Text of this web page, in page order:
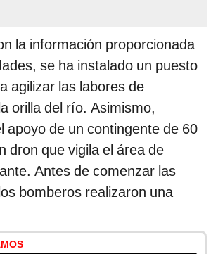
la información proporcionada
se ha instalado un puesto
agilizar las labores de
orilla del río. Asimismo,
apoyo de un contingente de 60
dron que vigila el área de
Antes de comenzar las
bomberos realizaron una